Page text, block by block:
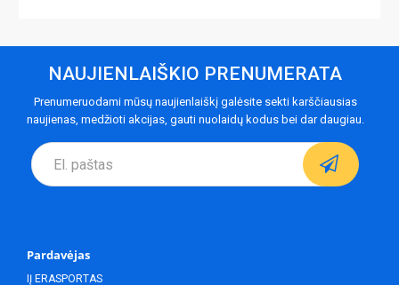
NAUJIENLAIŠKIO PRENUMERATA
Prenumeruodami mūsų naujienlaiškį galėsite sekti karščiausias
naujienas, medžioti akcijas, gauti nuolaidų kodus bei dar daugiau.
Pardavėjas
IĮ ERASPORTAS